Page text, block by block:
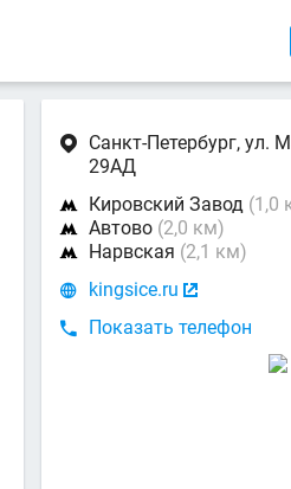

Санкт-Петербург, ул.
29АД
 Кировский Завод (1,0
 Автово (2,0 км)
 Нарвская (2,1 км)
 kingsice.ru 

Показать телефон